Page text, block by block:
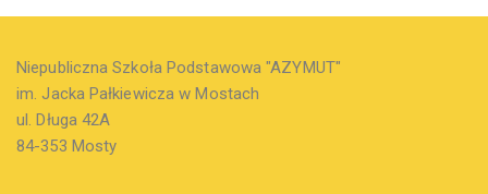
Niepubliczna Szkoła Podstawowa "AZYMUT"
im. Jacka Pałkiewicza w Mostach
ul. Długa 42A
84-353 Mosty